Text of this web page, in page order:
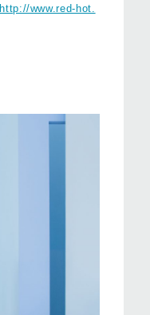
http://www.red-hot.